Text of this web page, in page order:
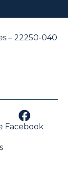
– 22250-040
Facebook